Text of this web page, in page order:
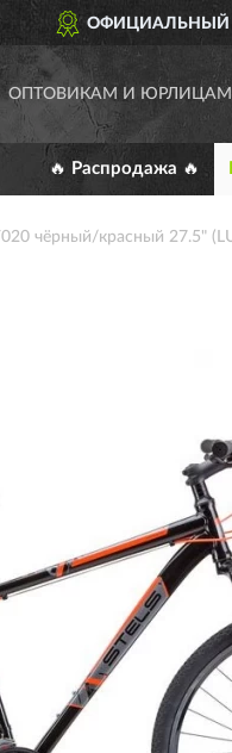
ДИЛЕРSTELS В
ОПТОВИКАМ И ЮРЛИЦАМ
🔥 Распродажа 🔥
чёрный/красный 27.5"